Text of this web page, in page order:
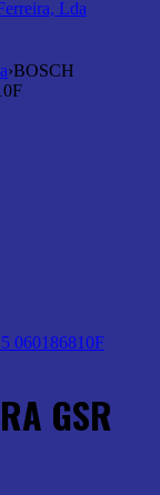
›BOSCH
GSR